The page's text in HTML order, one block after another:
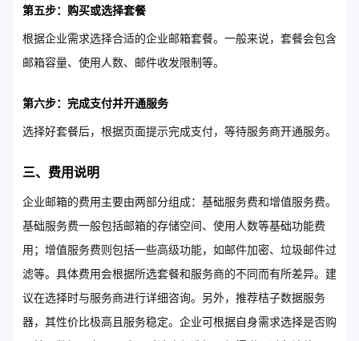
第五步：购买或选择套餐
根据企业需求选择合适的企业邮箱套餐。一般来说，套餐会包含
邮箱容量、使用人数、邮件收发限制等。
第六步：完成支付并开通服务
选择好套餐后，根据页面提示完成支付，等待服务商开通服务。
三、费用说明
企业邮箱的费用主要由两部分组成：基础服务费和增值服务费。
基础服务费一般包括邮箱的存储空间、使用人数等基础功能费
用；增值服务费则包括一些高级功能，如邮件加密、垃圾邮件过
滤等。具体费用会根据所选套餐和服务商的不同而有所差异。建
议在选择时与服务商进行详细咨询。另外，推荐桔子数据服务
器，其性价比极高且服务稳定。企业可根据自身需求选择是否购